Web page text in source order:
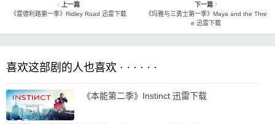
上一篇
《雷德利路第一季》Ridley Road 迅雷下载
下一篇
《玛雅与三勇士第一季》Maya and the Thre
e 迅雷下载
喜欢这部剧的人也喜欢 · · · · · ·
《本能第二季》Instinct 迅雷下载